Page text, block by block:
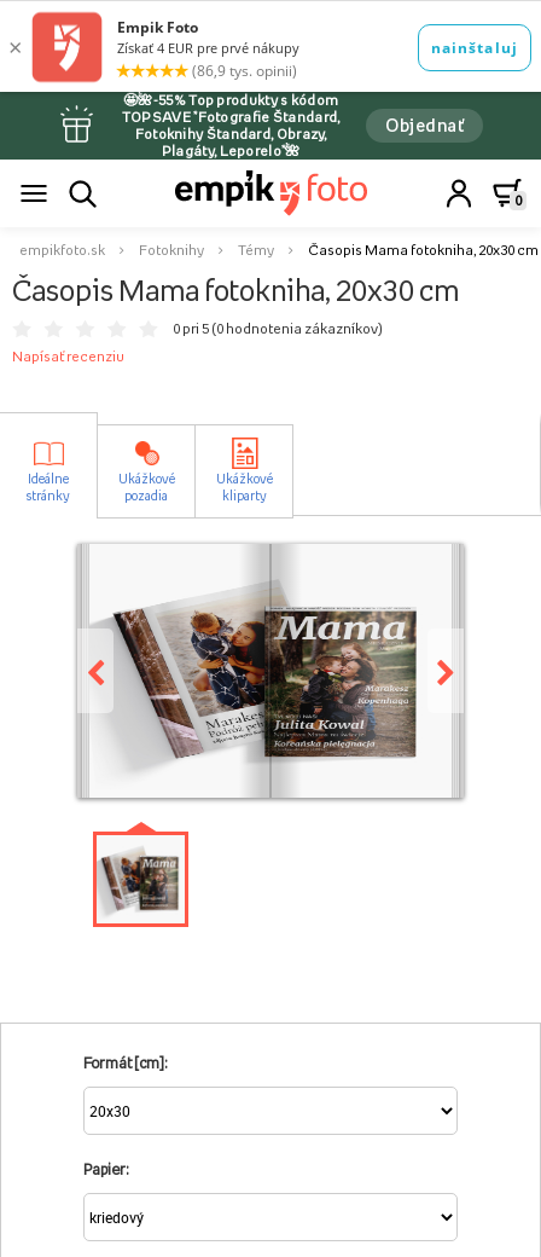
🤩🌺-55% Top produkty s kódom
TOPSAVE *Fotografie Štandard,
Fotoknihy Štandard, Obrazy,
Plagáty, Leporelo*🌺
Objednať
0
empikfoto.sk Fotoknihy Témy Časopis Mama fotokniha, 20x30 cm
Časopis Mama fotokniha, 20x30 cm
0 pri 5 (0 hodnotenia zákazníkov)
Napísať recenziu
Ideálne
stránky
Ukážkové
pozadia
Ukážkové
kliparty
Formát [cm]:
Papier: